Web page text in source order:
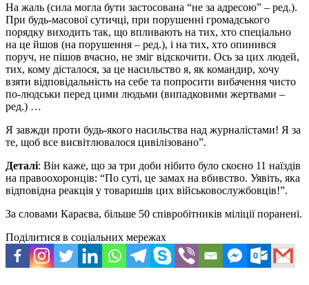
На жаль (сила могла бути застосована “не за адресою” – ред.).
При будь-масової сутичці, при порушенні громадського
порядку виходить так, що впливають на тих, хто спеціально
на це йшов (на порушення – ред.), і на тих, хто опинився
поруч, не пішов вчасно, не зміг відскочити. Ось за цих людей,
тих, кому дісталося, за це насильство я, як командир, хочу
взяти відповідальність на себе та попросити вибачення чисто
по-людськи перед цими людьми (випадковими жертвами –
ред.) …
Я завжди проти будь-якого насильства над журналістами! Я за
те, щоб все висвітлювалося цивілізовано”.
Деталі: Він каже, що за три доби нібито було скоєно 11 наїздів
на правоохоронців: “По суті, це замах на вбивство. Уявіть, яка
відповідна реакція у товаришів цих військовослужбовців!”.
За словами Караєва, більше 50 співробітників міліції поранені.
Поділитися в соціальних мережах